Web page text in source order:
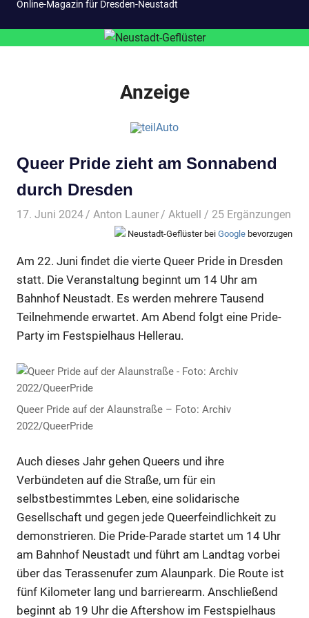
Online-Magazin für Dresden-Neustadt
Anzeige
Queer Pride zieht am Sonnabend
durch Dresden
17. Juni 2024 Anton Launer Aktuell / 25 Ergänzungen
Neustadt-Geflüster bei Google bevorzugen
Am 22. Juni findet die vierte Queer Pride in Dresden
statt. Die Veranstaltung beginnt um 14 Uhr am
Bahnhof Neustadt. Es werden mehrere Tausend
Teilnehmende erwartet. Am Abend folgt eine Pride-
Party im Festspielhaus Hellerau.
Queer Pride auf der Alaunstraße – Foto: Archiv
2022/QueerPride
Auch dieses Jahr gehen Queers und ihre
Verbündeten auf die Straße, um für ein
selbstbestimmtes Leben, eine solidarische
Gesellschaft und gegen jede Queerfeindlichkeit zu
demonstrieren. Die Pride-Parade startet um 14 Uhr
am Bahnhof Neustadt und führt am Landtag vorbei
über das Terassenufer zum Alaunpark. Die Route ist
fünf Kilometer lang und barrierearm. Anschließend
beginnt ab 19 Uhr die Aftershow im Festspielhaus